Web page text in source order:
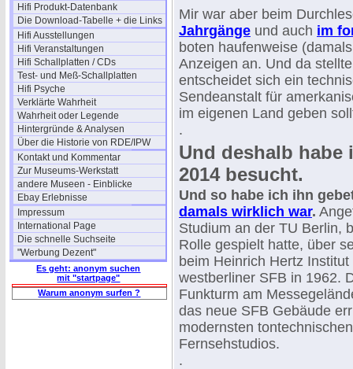
Hifi Produkt-Datenbank
Die Download-Tabelle + die Links
Hifi Ausstellungen
Hifi Veranstaltungen
Hifi Schallplatten / CDs
Test- und Meß-Schallplatten
Hifi Psyche
Verklärte Wahrheit
Wahrheit oder Legende
Hintergründe & Analysen
Über die Historie von RDE/IPW
Kontakt und Kommentar
Zur Museums-Werkstatt
andere Museen - Einblicke
Ebay Erlebnisse
Impressum
International Page
Die schnelle Suchseite
"Werbung Dezent"
Es geht: anonym suchen
mit "startpage"
Warum anonym surfen ?
Mir war aber beim
Jahrgänge und auch im
boten haufenweise
Anzeigen an. Und da
entscheidet sich ein
Sendeanstalt für
im eigenen Land geben
.
Und deshalb habe
2014 besucht.
Und so habe ich ihn
damals wirklich war.
Studium an der TU Berlin,
Rolle gespielt hatte, über
beim Heinrich Hertz
westberliner SFB in 1962.
Funkturm am
das neue SFB Gebäude
modernsten
Fernsehstudios.
.